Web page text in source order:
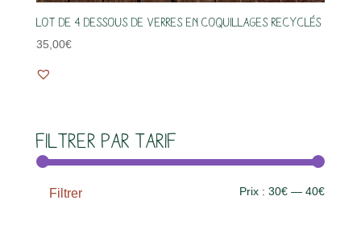
Lot de 4 dessous de verres en coquillages recyclés
35,00€
Filtrer par tarif
Prix
Prix
Filtrer Prix :30€ —40€